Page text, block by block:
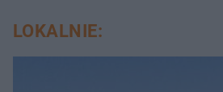
LOKALNIE: